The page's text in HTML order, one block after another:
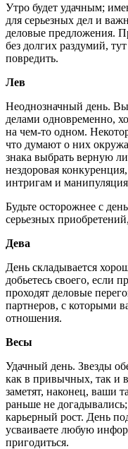
Утро будет удачным;
для серьезных дел и
деловые предложения.
без долгих раздумий,
повредить.
Лев
Неоднозначный день. Вы
делами одновременно,
на чем-то одном.
что думают о них
знака выбрать верную
нездоровая
интригам и
Будьте осторожнее с
серьезных
Дева
День складывается
добьетесь своего, если
проходят деловые
партнеров, с которыми
отношения.
Весы
Удачный день. Звезды
как в привычных, так и
заметят, наконец, ваши
раньше не
карьерный рост. День
усваиваете любую
пригодиться.